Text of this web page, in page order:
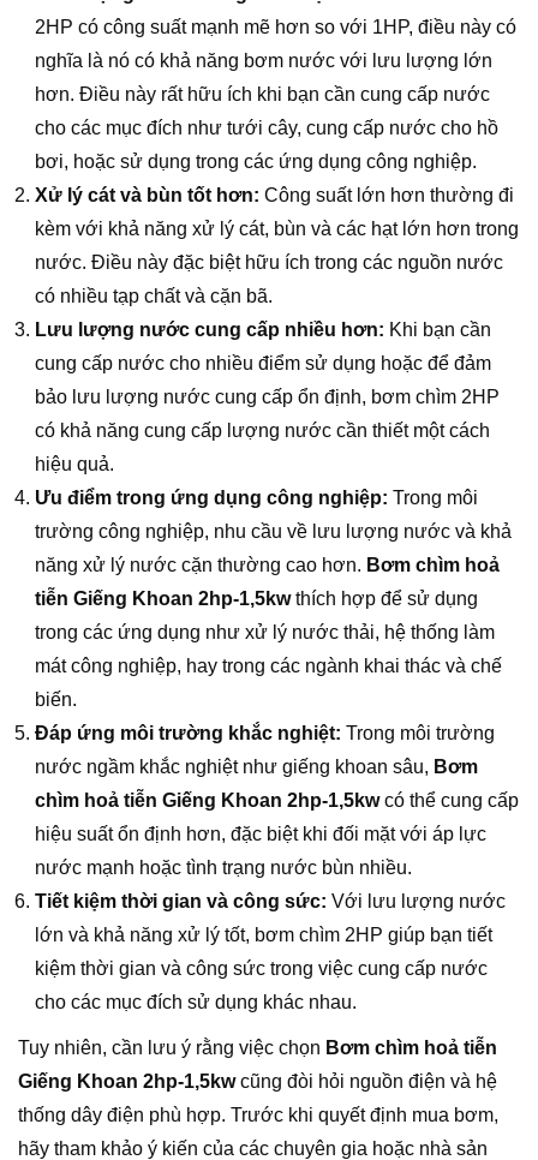
2HP có công suất mạnh mẽ hơn so với 1HP, điều này có
nghĩa là nó có khả năng bơm nước với lưu lượng lớn
hơn. Điều này rất hữu ích khi bạn cần cung cấp nước
cho các mục đích như tưới cây, cung cấp nước cho hồ
bơi, hoặc sử dụng trong các ứng dụng công nghiệp.
Xử lý cát và bùn tốt hơn: Công suất lớn hơn thường đi
kèm với khả năng xử lý cát, bùn và các hạt lớn hơn trong
nước. Điều này đặc biệt hữu ích trong các nguồn nước
có nhiều tạp chất và cặn bã.
Lưu lượng nước cung cấp nhiều hơn: Khi bạn cần
cung cấp nước cho nhiều điểm sử dụng hoặc để đảm
bảo lưu lượng nước cung cấp ổn định, bơm chìm 2HP
có khả năng cung cấp lượng nước cần thiết một cách
hiệu quả.
Ưu điểm trong ứng dụng công nghiệp: Trong môi
trường công nghiệp, nhu cầu về lưu lượng nước và khả
năng xử lý nước cặn thường cao hơn. Bơm chìm hoả
tiễn Giếng Khoan 2hp-1,5kwthích hợp để sử dụng
trong các ứng dụng như xử lý nước thải, hệ thống làm
mát công nghiệp, hay trong các ngành khai thác và chế
biến.
Đáp ứng môi trường khắc nghiệt: Trong môi trường
nước ngầm khắc nghiệt như giếng khoan sâu, Bơm
chìm hoả tiễn Giếng Khoan 2hp-1,5kwcó thể cung cấp
hiệu suất ổn định hơn, đặc biệt khi đối mặt với áp lực
nước mạnh hoặc tình trạng nước bùn nhiều.
Tiết kiệm thời gian và công sức: Với lưu lượng nước
lớn và khả năng xử lý tốt, bơm chìm 2HP giúp bạn tiết
kiệm thời gian và công sức trong việc cung cấp nước
cho các mục đích sử dụng khác nhau.
Tuy nhiên, cần lưu ý rằng việc chọn Bơm chìm hoả tiễn
Giếng Khoan 2hp-1,5kwcũng đòi hỏi nguồn điện và hệ
thống dây điện phù hợp. Trước khi quyết định mua bơm,
hãy tham khảo ý kiến của các chuyên gia hoặc nhà sản